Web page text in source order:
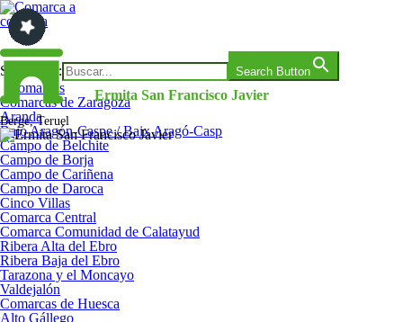
Saltar
al
contenido
Comarca a comarca
Search for: Search Button
Comarcas
Comarcas de Zaragoza
Aranda
Bajo Aragón-Caspe / Baix Aragó-Casp
Campo de Belchite
Campo de Borja
Campo de Cariñena
Campo de Daroca
Cinco Villas
Comarca Central
Comarca Comunidad de Calatayud
Ribera Alta del Ebro
Ribera Baja del Ebro
Tarazona y el Moncayo
Valdejalón
Comarcas de Huesca
Alto Gállego
Ermita San Francisco Javier
Berge, Teruel